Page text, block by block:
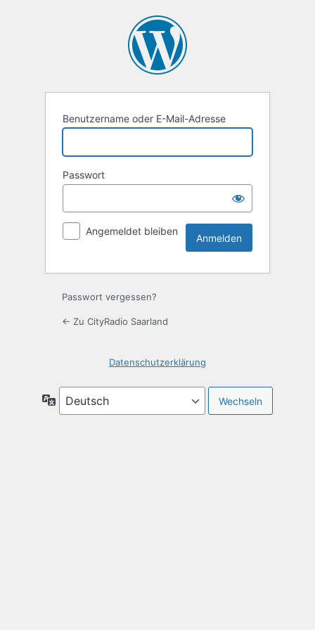
Benutzername oder E-Mail-Adresse
Passwort
Angemeldet bleiben
Passwort vergessen?
← Zu CityRadio Saarland
Datenschutzerklärung
Sprache